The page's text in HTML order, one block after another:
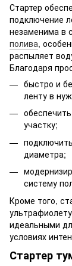
Стартер
подключение
незаменима в
полива,
распыляет
Благодаря
быстро и
ленту в
участку;
диаметра;
систему
Кроме того,
идеальными
условиях
Стартер